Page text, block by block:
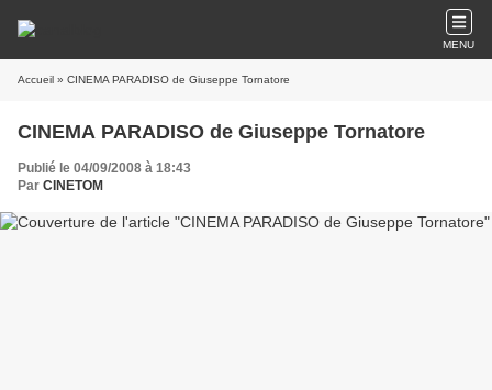
MENU
Accueil » CINEMA PARADISO de Giuseppe Tornatore
CINEMA PARADISO de Giuseppe Tornatore
Publié le 04/09/2008 à 18:43
Par CINETOM